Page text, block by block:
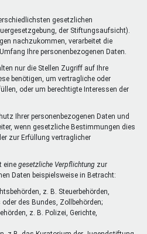
gesetzlichen
der Stiftungsaufsicht).
nachzukommen, verarbeitet die
Ihre personenbezogenen Daten.
nur die Stellen Zugriff auf Ihre
benötigen, um vertragliche oder
oder um berechtigte Interessen der
Ihrer personenbezogenen Daten und
wenn gesetzliche Bestimmungen dies
zur Erfüllung vertraglicher
eine gesetzliche Verpflichtung zur
Daten beispielsweise in Betracht:
z. B. Steuerbehörden,
des Bundes, Zollbehörden;
z. B. Polizei, Gerichte,